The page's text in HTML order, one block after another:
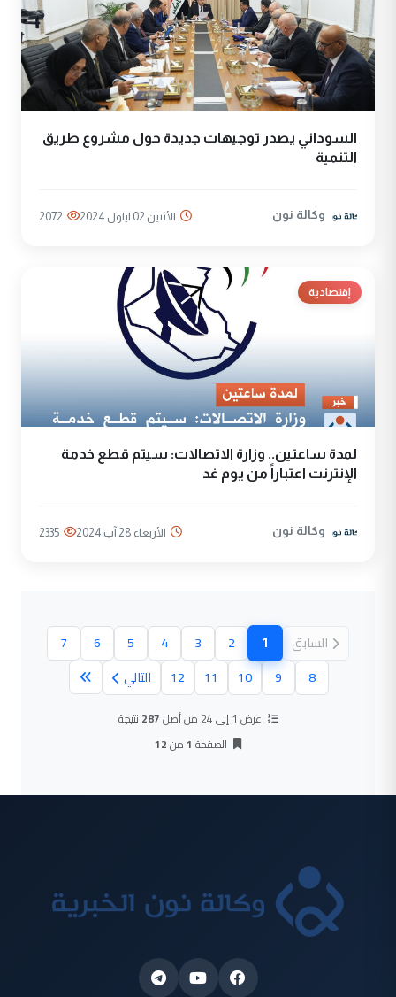
السوداني يصدر توجيهات جديدة حول مشروع طريق
التنمية
وكالة نون الأثنين 02 ايلول 2024 2072
إقتصادية
لمدة ساعتين.. وزارة الاتصالات: سيتم قطع خدمة
الإنترنت اعتباراً من يوم غد
وكالة نون الأربعاء 28 آب 2024 2335
السابق 1
(الصفحة الحالية)
2
3
4
5
6
7
8
9
10
11
12 التالي
عرض 1 إلى 24 من أصل 287 نتيجة
الصفحة 1من12